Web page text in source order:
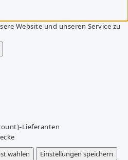
Website und unseren Service zu
Lieferanten
wählen
Einstellungen speichern